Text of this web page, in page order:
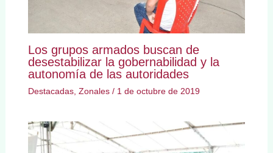
Los grupos armados buscan de
desestabilizar la gobernabilidad y la
autonomía de las autoridades
Destacadas, Zonales/ 1 de octubre de 2019